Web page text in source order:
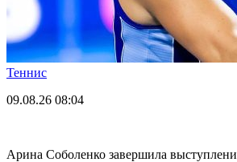
Теннис
09.08.26 08:04
Арина Соболенко завершила